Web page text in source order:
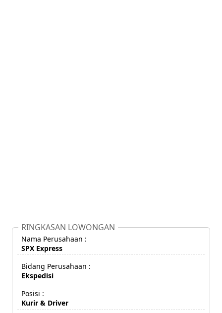
RINGKASAN LOWONGAN
Nama Perusahaan :
SPX Express
Bidang Perusahaan :
Ekspedisi
Posisi :
Kurir & Driver